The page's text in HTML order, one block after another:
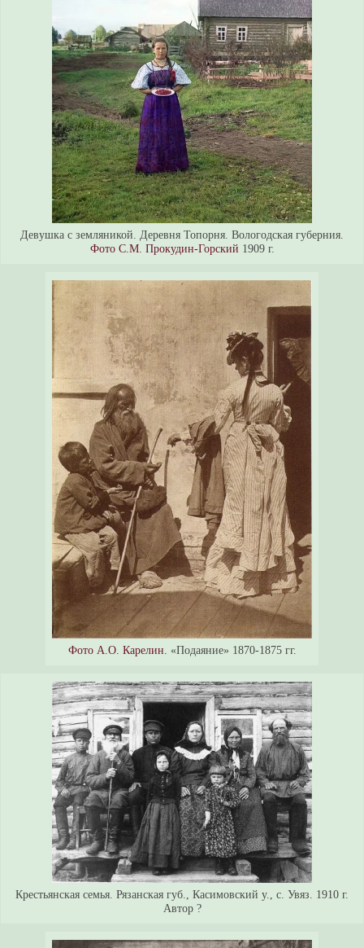
Девушка с земляникой. Деревня Топорня. Вологодская губерния.
Фото С.М. Прокудин-Горский 1909 г.
Фото А.О. Карелин. «Подаяние» 1870-1875 гг.
Крестьянская семья. Рязанская губ., Касимовский у., с. Увяз. 1910 г.
Автор ?